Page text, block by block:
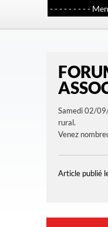
Samedi 02/
rural.
Venez
Article publié